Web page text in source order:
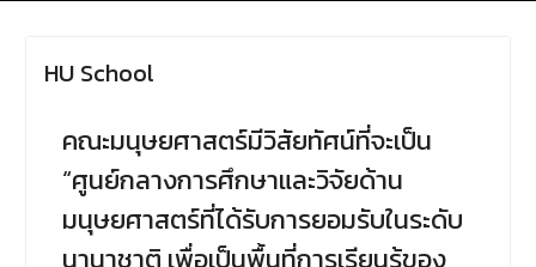
โอกาสครบรอบ 36 ปี วันคล้าย
วันสถาปนาคณะมนุษยศาสตร์
ร่วมทำบุญตักบาตรแด่พระภิกษุ
สงฆ์และสามเณร จำนวน 36 รูป
HU School
คณะมนุษยศาสตร์มีวิสัยทัศน์ที่จะเป็น
“ศูนย์กลางการศึกษาและวิจัยด้าน
มนุษยศาสตร์ที่ได้รับการยอมรับในระดับ